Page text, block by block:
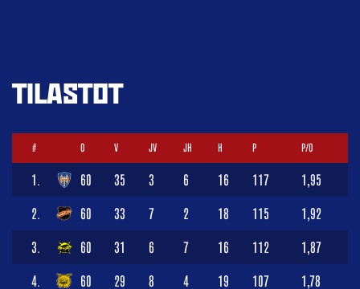
TILASTOT
# O V JV JH H P P/O
1. 60 35 3 6 16 117 1,95
2. 60 33 7 2 18 115 1,92
3. 60 31 6 7 16 112 1,87
4. 60 29 8 4 19 107 1,78